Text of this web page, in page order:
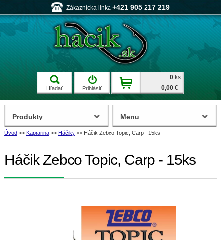
Zákaznícka linka +421 905 217 219
Hľadať Prihlásiť
0 ks
0,00 €
Úvod >> Kaprarina >> Háčiky >> Háčik Zebco Topic, Carp - 15ks
Háčik Zebco Topic, Carp - 15ks
Produkty Menu